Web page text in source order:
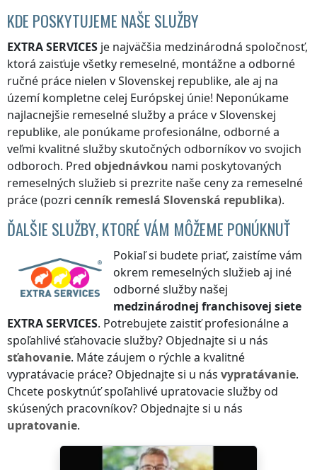
KDE POSKYTUJEME NAŠE SLUŽBY
EXTRA SERVICES je najväčšia medzinárodná spoločnosť,
ktorá zaisťuje všetky remeselné, montážne a odborné
ručné práce nielen v Slovenskej republike, ale aj na
území kompletne celej Európskej únie! Neponúkame
najlacnejšie remeselné služby a prácev Slovenskej
republike, ale ponúkame profesionálne, odborné a
veľmi kvalitné služby skutočných odborníkov vo svojich
odboroch. Pred objednávkou nami poskytovaných
remeselných služieb si prezrite naše ceny za remeselné
práce (pozri cenník remeslá Slovenská republika).
ĎALŠIE SLUŽBY, KTORÉ VÁM MÔŽEME PONÚKNUŤ
Pokiaľ si budete priať, zaistíme vám
okrem remeselných služieb aj iné
odborné služby našej
medzinárodnej franchisovej siete
EXTRA SERVICES. Potrebujete zaistiť profesionálne a
spoľahlivé sťahovacie služby? Objednajte si u nás
sťahovanie. Máte záujem o rýchle a kvalitné
vypratávacie práce? Objednajte si u nás vypratávanie.
Chcete poskytnúť spoľahlivé upratovacie služby od
skúsených pracovníkov? Objednajte si u nás
upratovanie.